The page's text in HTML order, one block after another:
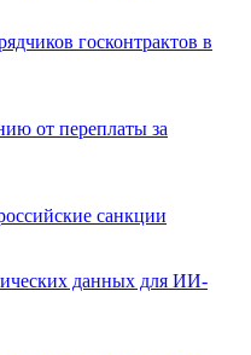
госконтрактов в
от переплаты за
санкции
данных для ИИ-